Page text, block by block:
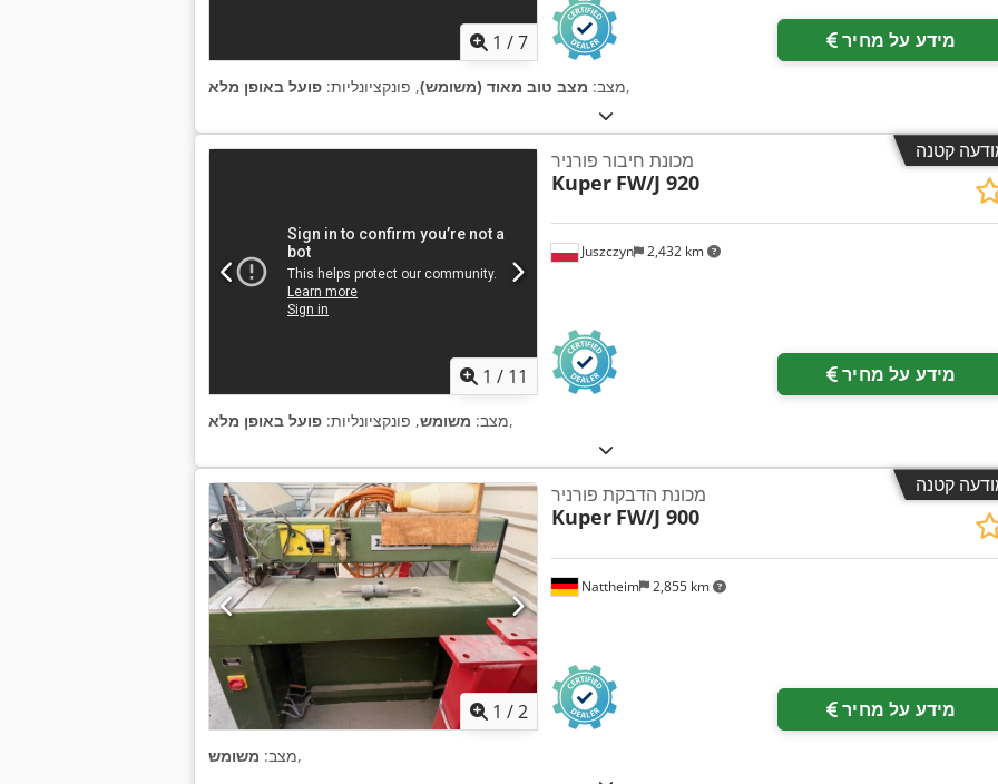
1 /7 מידע על מחיר
מצב: מצב טוב מאוד (משומש), פונקציונליות: פועל באופן מלא ,
קטנה
1 / 11
Juszczyn 2,432 km
מכונת חיבור פורניר
Kuper FW/J 920
מידע על מחיר
מצב: משומש, פונקציונליות: פועל באופן מלא ,
קטנה
1 /2
Nattheim 2,855 km
מכונת הדבקת פורניר
Kuper FW/J 900
מידע על מחיר
מצב: משומש ,